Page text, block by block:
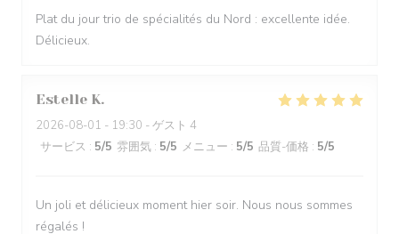
Plat du jour trio de spécialités du Nord : excellente idée.
Délicieux.
Estelle K
2026-08-01 - 19:30 - ゲスト 4
サービス : 5/5 雰囲気 : 5/5 メニュー : 5/5 品質-価格 : 5/5
Un joli et délicieux moment hier soir. Nous nous sommes
régalés !